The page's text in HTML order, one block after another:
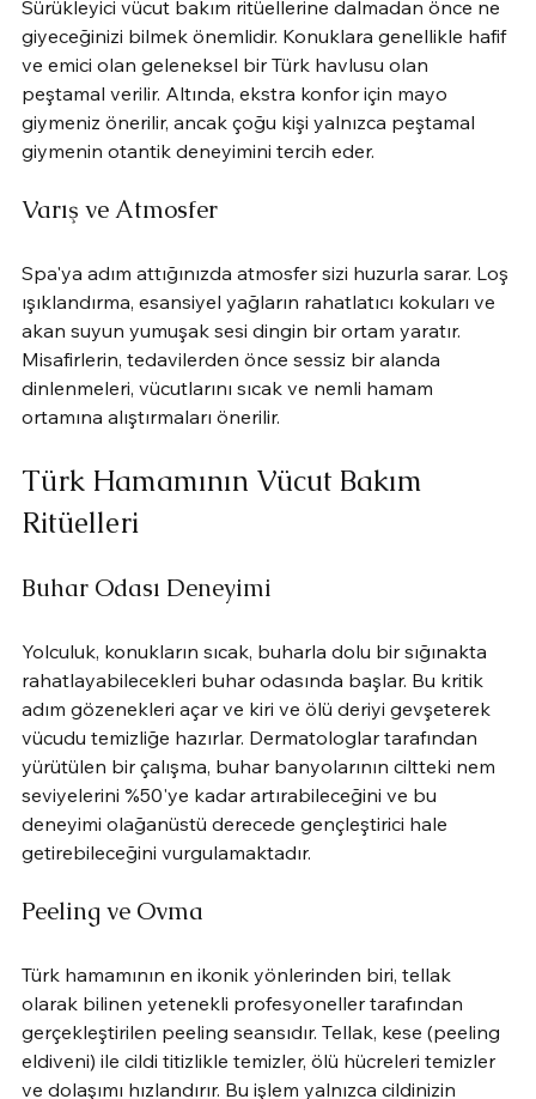
Sürükleyici vücut bakım ritüellerine dalmadan önce ne
giyeceğinizi bilmek önemlidir. Konuklara genellikle hafif
ve emici olan geleneksel bir Türk havlusu olan
peştamal verilir. Altında, ekstra konfor için mayo
giymeniz önerilir, ancak çoğu kişi yalnızca peştamal
giymenin otantik deneyimini tercih eder.
Varış ve Atmosfer
Spa'ya adım attığınızda atmosfer sizi huzurla sarar. Loş
ışıklandırma, esansiyel yağların rahatlatıcı kokuları ve
akan suyun yumuşak sesi dingin bir ortam yaratır.
Misafirlerin, tedavilerden önce sessiz bir alanda
dinlenmeleri, vücutlarını sıcak ve nemli hamam
ortamına alıştırmaları önerilir.
Türk Hamamının Vücut Bakım
Ritüelleri
Buhar Odası Deneyimi
Yolculuk, konukların sıcak, buharla dolu bir sığınakta
rahatlayabilecekleri buhar odasında başlar. Bu kritik
adım gözenekleri açar ve kiri ve ölü deriyi gevşeterek
vücudu temizliğe hazırlar. Dermatologlar tarafından
yürütülen bir çalışma, buhar banyolarının ciltteki nem
seviyelerini %50'ye kadar artırabileceğini ve bu
deneyimi olağanüstü derecede gençleştirici hale
getirebileceğini vurgulamaktadır.
Peeling ve Ovma
Türk hamamının en ikonik yönlerinden biri, tellak
olarak bilinen yetenekli profesyoneller tarafından
gerçekleştirilen peeling seansıdır. Tellak, kese (peeling
eldiveni) ile cildi titizlikle temizler, ölü hücreleri temizler
ve dolaşımı hızlandırır. Bu işlem yalnızca cildinizin